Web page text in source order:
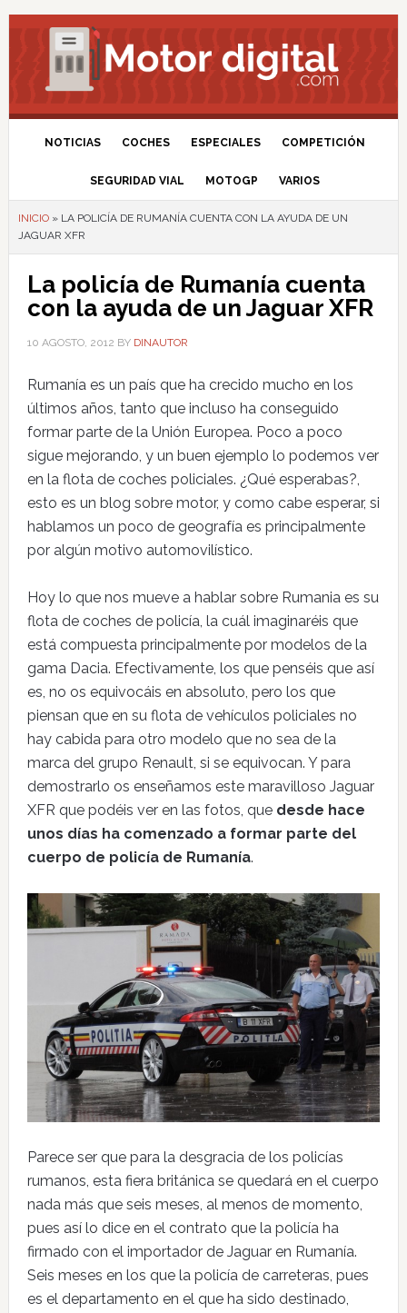
NOTICIAS COCHES ESPECIALES COMPETICIÓN
SEGURIDAD VIAL MOTOGP VARIOS
INICIO» LA POLICÍA DE RUMANÍA CUENTA CON LA AYUDA DE UN
JAGUAR XFR
La policía de Rumanía cuenta
con la ayuda de un Jaguar XFR
10 AGOSTO, 2012 BY DINAUTOR
Rumanía es un país que ha crecido mucho en los
últimos años, tanto que incluso ha conseguido
formar parte de la Unión Europea. Poco a poco
sigue mejorando, y un buen ejemplo lo podemos ver
en la flota de coches policiales. ¿Qué esperabas?,
esto es un blog sobre motor, y como cabe esperar, si
hablamos un poco de geografía es principalmente
por algún motivo automovilístico.
Hoy lo que nos mueve a hablar sobre Rumania es su
flota de coches de policía, la cuál imaginaréis que
está compuesta principalmente por modelos de la
gama Dacia. Efectivamente, los que penséis que así
es, no os equivocáis en absoluto, pero los que
piensan que en su flota de vehículos policiales no
hay cabida para otro modelo que no sea de la
marca del grupo Renault, si se equivocan. Y para
demostrarlo os enseñamos este maravilloso Jaguar
XFR que podéis ver en las fotos, que desde hace
unos días ha comenzado a formar parte del
cuerpo de policía de Rumanía.
Parece ser que para la desgracia de los policías
rumanos, esta fiera británica se quedará en el cuerpo
nada más que seis meses, al menos de momento,
pues así lo dice en el contrato que la policía ha
firmado con el importador de Jaguar en Rumanía.
Seis meses en los que la policía de carreteras, pues
es el departamento en el que ha sido destinado,